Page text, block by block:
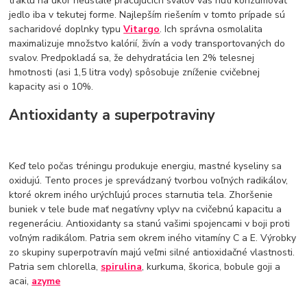
jedlo iba v tekutej forme. Najlepším riešením v tomto prípade sú
sacharidové doplnky typuVitargo. Ich správna osmolalita
maximalizuje množstvo kalórií, živín a vody transportovaných do
svalov. Predpokladá sa, že dehydratácia len 2% telesnej
hmotnosti (asi 1,5 litra vody) spôsobuje zníženie cvičebnej
kapacity asi o 10%.
Antioxidanty a superpotraviny
Keď telo počas tréningu produkuje energiu, mastné kyseliny sa
oxidujú. Tento proces je sprevádzaný tvorbou voľných radikálov,
ktoré okrem iného urýchľujú proces starnutia tela. Zhoršenie
buniek v tele bude mať negatívny vplyv na cvičebnú kapacitu a
regeneráciu. Antioxidanty sa stanú vašimi spojencami v boji proti
voľným radikálom. Patria sem okrem iného vitamíny C a E. Výrobky
zo skupiny superpotravín majú veľmi silné antioxidačné vlastnosti.
Patria sem chlorella, spirulina, kurkuma, škorica, bobule goji a
acai, azyme